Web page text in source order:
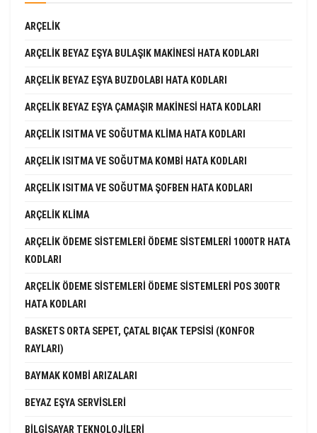
ARÇELIK
ARÇELIK BEYAZ EŞYA BULAŞIK MAKINESI HATA KODLARI
ARÇELIK BEYAZ EŞYA BUZDOLABI HATA KODLARI
ARÇELIK BEYAZ EŞYA ÇAMAŞIR MAKINESI HATA KODLARI
ARÇELIK ISITMA VE SOĞUTMA KLIMA HATA KODLARI
ARÇELIK ISITMA VE SOĞUTMA KOMBI HATA KODLARI
ARÇELIK ISITMA VE SOĞUTMA ŞOFBEN HATA KODLARI
ARÇELIK KLIMA
ARÇELIK ÖDEME SISTEMLERI ÖDEME SISTEMLERI 1000TR HATA
KODLARI
ARÇELIK ÖDEME SISTEMLERI ÖDEME SISTEMLERI POS 300TR
HATA KODLARI
BASKETS ORTA SEPET, ÇATAL BIÇAK TEPSISI (KONFOR
RAYLARI)
BAYMAK KOMBI ARIZALARI
BEYAZ EŞYA SERVISLERI
BILGISAYAR TEKNOLOJILERI